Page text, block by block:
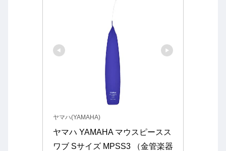
ヤマハ(YAMAHA)
ヤマハ YAMAHA マウスピースス
ワブ Sサイズ MPSS3 （金管楽器